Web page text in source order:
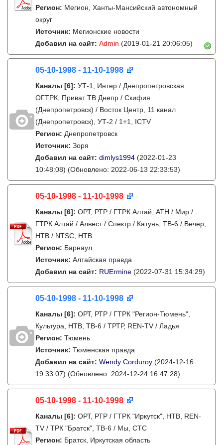
Регион: Мегион, Ханты-Мансийский автономный
округ
Источник: Мегионские новости
Добавил на сайт: Admin (2019-01-21 20:06:05)
05-10-1998 - 11-10-1998
Каналы [6]: УТ-1, Интер / Днепропетровская
ОГТРК, Приват ТВ Днепр / Скифия
(Днепропетровск) / Восток Центр, 11 канал
(Днепропетровск), УТ-2 / 1+1, ICTV
Регион: Днепропетровск
Источник: Зоря
Добавил на сайт: dimlys1994 (2022-01-23
10:48:08) (Обновлено: 2022-06-13 22:33:53)
05-10-1998 - 11-10-1998
Каналы [6]: ОРТ, РТР / ГТРК Алтай, АТН / Мир /
ГТРК Алтай / Алвест / Спектр / Катунь, ТВ-6 / Вечер,
НТВ / NTSC, НТВ
Регион: Барнаул
Источник: Алтайская правда
Добавил на сайт: RUErmine (2022-07-31 15:34:29)
05-10-1998 - 11-10-1998
Каналы [6]: ОРТ, РТР / ГТРК "Регион-Тюмень",
Культура, НТВ, ТВ-6 / ТРТР, REN-TV / Ладья
Регион: Тюмень
Источник: Тюменская правда
Добавил на сайт: Wendy Corduroy (2024-12-16
19:33:07) (Обновлено: 2024-12-24 16:47:28)
05-10-1998 - 11-10-1998
Каналы [6]: ОРТ, РТР / ГТРК "Иркутск", НТВ, REN-
TV / ТРК "Братск", ТВ-6 / Мы, СТС
Регион: Братск, Иркутская область